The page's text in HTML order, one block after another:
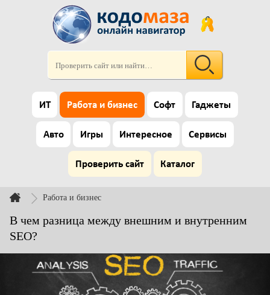
ИТ Работа и бизнес Софт Гаджеты
Авто Игры Интересное Сервисы
Проверить сайт Каталог
Работа и бизнес
В чем разница между внешним и внутренним
SEO?